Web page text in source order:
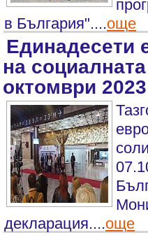
в България"....още
Единадесети
на
октомври 2023
декларация....още